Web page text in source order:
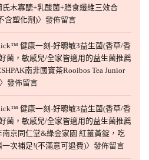
氏木寡醣+乳酸菌+膳食纖維三效合
含塑化劑)〉發佈留言
健康一刻-好聰敏3益生菌(香草/香
菌，敏感兒/全家皆適用的益生菌推薦
南非國寶茶Rooibos Tea Junior
〉發佈留言
健康一刻-好聰敏3益生菌(香草/香
菌，敏感兒/全家皆適用的益生菌推薦
南京同仁堂&綠金家園 紅薑黃錠，吃
次補足!(不滿意可退費)〉發佈留言